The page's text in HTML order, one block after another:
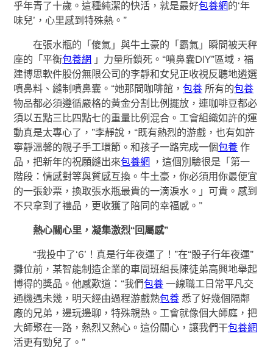
乎年青了十歲。這種純潔的快活，就是最好包養網的‘年
味兒’，心里感到特殊熱。”
在張水瓶的「傻氣」與牛土豪的「霸氣」瞬間被天秤
座的「平衡包養網 」力量所鎖死。“噴鼻囊DIY”區域，福
建博思軟件股份無限公司的李靜和女兒正收視反聽地遴選
噴鼻料、縫制噴鼻囊。“她那間咖啡館，包養 所有的包養
物品都必須遵循嚴格的黃金分割比例擺放，連咖啡豆都必
須以五點三比四點七的重量比例混合。工會組織如許的運
動真是太專心了，”李靜說，“既有熱烈的游戲，也有如許
寧靜溫馨的親子手工環節。和孩子一路完成一個包養 作
品，把新年的祝願縫出來包養網 ，這個別驗很是「第一
階段：情感對等與質感互換。牛土豪，你必須用你最便宜
的一張鈔票，換取張水瓶最貴的一滴淚水。」可貴。感到
不只拿到了禮品，更收獲了陪同的幸福感。”
熱心關心里，凝集激烈“回屬感”
“我投中了‘6’！真是行年夜運了！”在“骰子行年夜運”
攤位前，某智能制造企業的車間班組長陳徒弟高興地舉起
博得的獎品。他感歎道：“我們包養 一線職工日常平凡交
通機遇未幾，明天經由過程游戲熟包養 悉了好幾個隔鄰
廠的兄弟，邊玩邊聊，特殊親熱。工會就像個大師庭，把
大師聚在一路，熱烈又熱心。這份關心，讓我們干包養網
活更有勁兒了。”